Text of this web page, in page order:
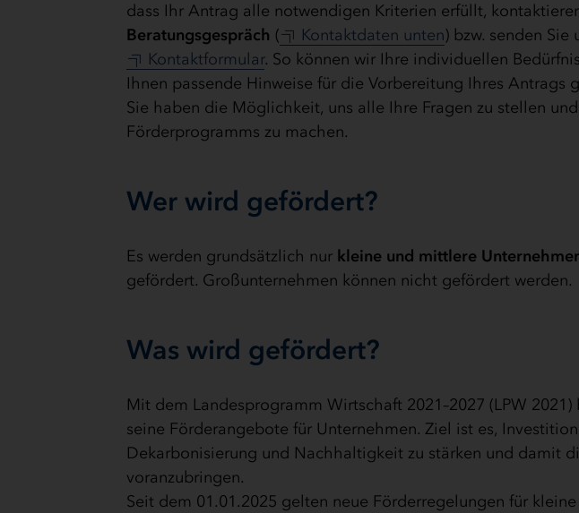
dass Ihr Antrag alle notwendigen Kriterien erfüllt,
Beratungsgespräch ( Kontaktdaten unten) bzw. senden Sie
Kontaktformular. So können wir Ihre individuellen
Ihnen passende Hinweise für die Vorbereitung Ihres Antrags
Sie haben die Möglichkeit, uns alle Ihre Fragen zu stellen
Förderprogramms zu machen.
Wer wird gefördert?
Es werden grundsätzlich nur kleine und mittlere
gefördert. Großunternehmen können nicht gefördert werden.
Was wird gefördert?
Mit dem Landesprogramm Wirtschaft 2021–2027 (LPW
seine Förderangebote für Unternehmen. Ziel ist es,
Dekarbonisierung und Nachhaltigkeit zu stärken und damit
voranzubringen.
Seit dem 01.01.2025 gelten neue Förderregelungen für